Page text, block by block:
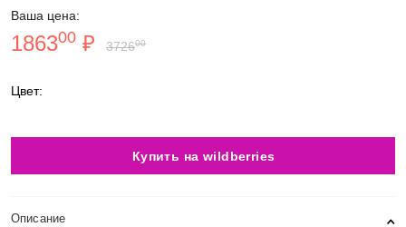
Ваша цена:
186300 ₽ 372600
Цвет:
Купить на wildberries
Описание